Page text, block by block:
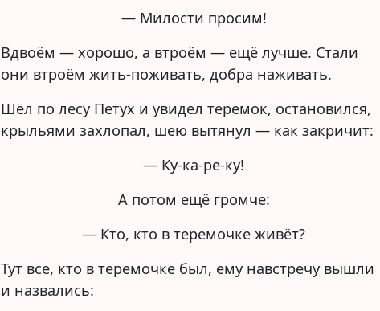
— Милости просим!
Вдвоём — хорошо, а втроём — ещё лучше. Стали
они втроём жить-поживать, добра наживать.
Шёл по лесу Петух и увидел теремок, остановился,
крыльями захлопал, шею вытянул — как закричит:
— Ку-ка-ре-ку!
А потом ещё громче:
— Кто, кто в теремочке живёт?
Тут все, кто в теремочке был, ему навстречу вышли
и назвались: